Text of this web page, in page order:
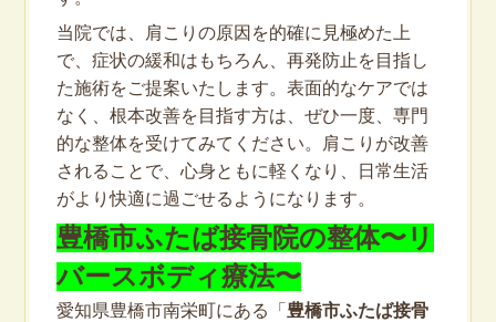
当院では、肩こりの原因を的確に見極めた上
で、症状の緩和はもちろん、再発防止を目指し
た施術をご提案いたします。表面的なケアでは
なく、根本改善を目指す方は、ぜひ一度、専門
的な整体を受けてみてください。肩こりが改善
されることで、心身ともに軽くなり、日常生活
がより快適に過ごせるようになります。
豊橋市ふたば接骨院の整体〜リ
バースボディ療法〜
愛知県豊橋市南栄町にある「 豊橋市ふたば接骨